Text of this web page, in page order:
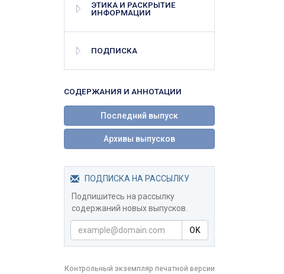
ЭТИКА И РАСКРЫТИЕ
ИНФОРМАЦИИ
ПОДПИСКА
СОДЕРЖАНИЯ И АННОТАЦИИ
Последний выпуск
Архивы выпусков
ПОДПИСКА НА РАССЫЛКУ
Подпишитесь на рассылку
содержаний новых выпусков.
OK
Контрольный экземпляр печатной версии